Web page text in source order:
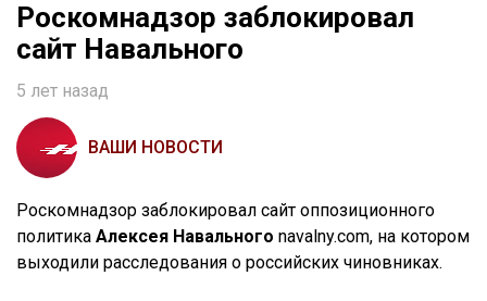
Роскомнадзор заблокировал
сайт Навального
5 лет назад
ВАШИ НОВОСТИ
Роскомнадзор заблокировал сайт оппозиционного
политика Алексея Навального navalny.com, на котором
выходили расследования о российских чиновниках.